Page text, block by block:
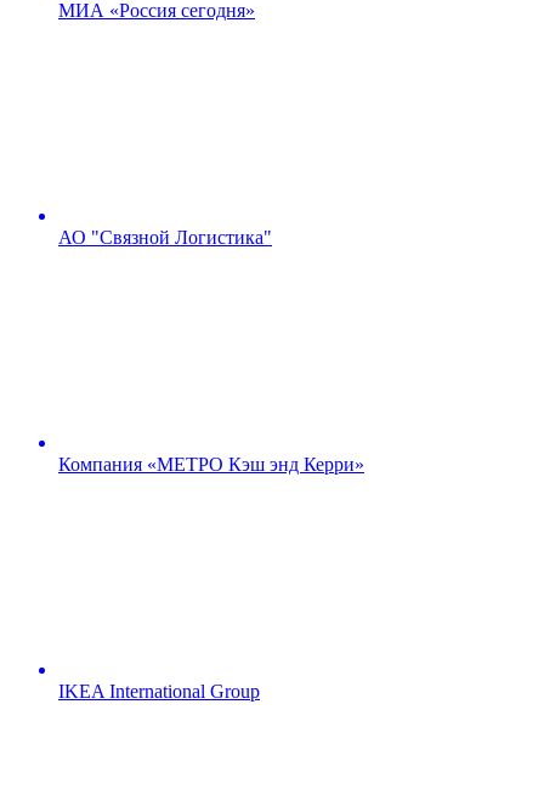
МИА «Россия сегодня»
АО "Связной Логистика"
Компания «МЕТРО Кэш энд Керри»
IKEA International Group